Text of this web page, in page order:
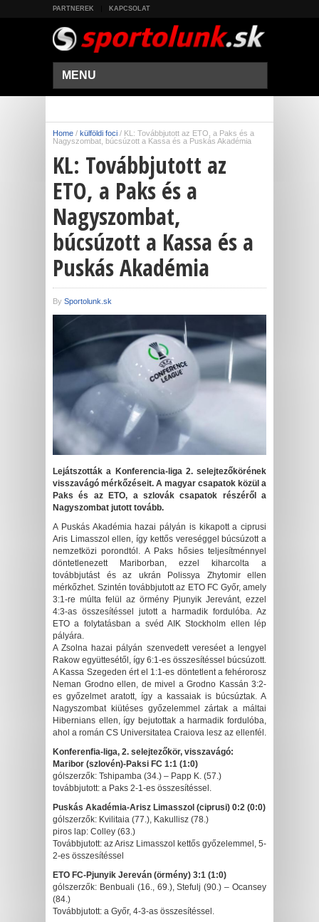
PARTNEREK KAPCSOLAT
MENU
Home / külföldi foci / KL: Továbbjutott az ETO, a Paks és a
Nagyszombat, búcsúzott a Kassa és a Puskás Akadémia
KL: Továbbjutott az
ETO, a Paks és a
Nagyszombat,
búcsúzott a Kassa és a
Puskás Akadémia
By Sportolunk.sk
Lejátszották a Konferencia-liga 2. selejtezőkörének
visszavágó mérkőzéseit. A magyar csapatok közül a
Paks és az ETO, a szlovák csapatok részéről a
Nagyszombat jutott tovább.
A Puskás Akadémia hazai pályán is kikapott a ciprusi
Aris Limasszol ellen, így kettős vereséggel búcsúzott a
nemzetközi porondtól. A Paks hősies teljesítménnyel
döntetlenezett Mariborban, ezzel kiharcolta a
továbbjutást és az ukrán Polissya Zhytomir ellen
mérkőzhet. Szintén továbbjutott az ETO FC Győr, amely
3:1-re múlta felül az örmény Pjunyik Jerevánt, ezzel
4:3-as összesítéssel jutott a harmadik fordulóba. Az
ETO a folytatásban a svéd AIK Stockholm ellen lép
pályára.
A Zsolna hazai pályán szenvedett vereséet a lengyel
Rakow együttesétől, így 6:1-es összesítéssel búcsúzott.
A Kassa Szegeden ért el 1:1-es döntetlent a fehérorosz
Neman Grodno ellen, de mivel a Grodno Kassán 3:2-
es győzelmet aratott, így a kassaiak is búcsúztak. A
Nagyszombat kiütéses győzelemmel zártak a máltai
Hibernians ellen, így bejutottak a harmadik fordulóba,
ahol a román CS Universitatea Craiova lesz az ellenfél.
Konferenfia-liga, 2. selejtezőkör, visszavágó:
Maribor (szlovén)-Paksi FC 1:1 (1:0)
gólszerzők: Tshipamba (34.) – Papp K. (57.)
továbbjutott: a Paks 2-1-es összesítéssel.
Puskás Akadémia-Arisz Limasszol (ciprusi) 0:2 (0:0)
gólszerzők: Kvilitaia (77.), Kakullisz (78.)
piros lap: Colley (63.)
Továbbjutott: az Arisz Limasszol kettős győzelemmel, 5-
2-es összesítéssel
ETO FC-Pjunyik Jereván (örmény) 3:1 (1:0)
gólszerzők: Benbuali (16., 69.), Stefulj (90.) – Ocansey
(84.)
Továbbjutott: a Győr, 4-3-as összesítéssel.